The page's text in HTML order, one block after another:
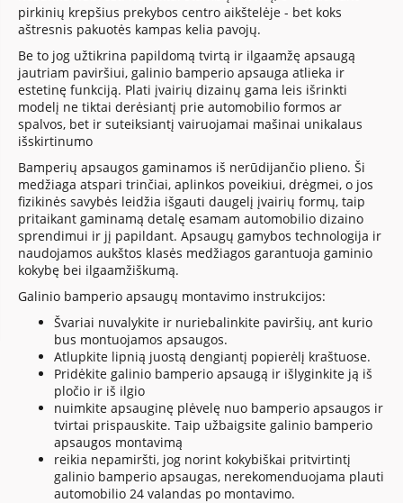
pirkinių krepšius prekybos centro aikštelėje - bet koks
aštresnis pakuotės kampas kelia pavojų.
Be to jog užtikrina papildomą tvirtą ir ilgaamžę apsaugą
jautriam paviršiui, galinio bamperio apsauga atlieka ir
estetinę funkciją. Plati įvairių dizainų gama leis išrinkti
modelį ne tiktai derėsiantį prie automobilio formos ar
spalvos, bet ir suteiksiantį vairuojamai mašinai unikalaus
išskirtinumo
Bamperių apsaugos gaminamos iš nerūdijančio plieno. Ši
medžiaga atspari trinčiai, aplinkos poveikiui, drėgmei, o jos
fizikinės savybės leidžia išgauti daugelį įvairių formų, taip
pritaikant gaminamą detalę esamam automobilio dizaino
sprendimui ir jį papildant. Apsaugų gamybos technologija ir
naudojamos aukštos klasės medžiagos garantuoja gaminio
kokybę bei ilgaamžiškumą.
Galinio bamperio apsaugų montavimo instrukcijos:
Švariai nuvalykite ir nuriebalinkite paviršių, ant kurio
bus montuojamos apsaugos.
Atlupkite lipnią juostą dengiantį popierėlį kraštuose.
Pridėkite galinio bamperio apsaugą ir išlyginkite ją iš
pločio ir iš ilgio
nuimkite apsauginę plėvelę nuo bamperio apsaugos ir
tvirtai prispauskite. Taip užbaigsite galinio bamperio
apsaugos montavimą
reikia nepamiršti, jog norint kokybiškai pritvirtintį
galinio bamperio apsaugas, nerekomenduojama plauti
automobilio 24 valandas po montavimo.